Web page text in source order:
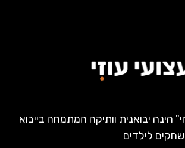
הינה יבואנית וותיקה המתמחה בייבוא
לילדים